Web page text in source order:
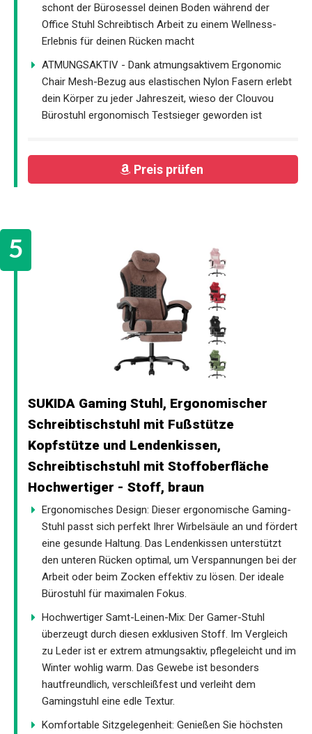
schont der Bürosessel deinen Boden während der
Office Stuhl Schreibtisch Arbeit zu einem Wellness-
Erlebnis für deinen Rücken macht
ATMUNGSAKTIV - Dank atmungsaktivem Ergonomic
Chair Mesh-Bezug aus elastischen Nylon Fasern erlebt
dein Körper zu jeder Jahreszeit, wieso der Clouvou
Bürostuhl ergonomisch Testsieger geworden ist
Preis prüfen
SUKIDA Gaming Stuhl, Ergonomischer
Schreibtischstuhl mit Fußstütze
Kopfstütze und Lendenkissen,
Schreibtischstuhl mit Stoffoberfläche
Hochwertiger - Stoff, braun
Ergonomisches Design: Dieser ergonomische Gaming-
Stuhl passt sich perfekt Ihrer Wirbelsäule an und fördert
eine gesunde Haltung. Das Lendenkissen unterstützt
den unteren Rücken optimal, um Verspannungen bei der
Arbeit oder beim Zocken effektiv zu lösen. Der ideale
Bürostuhl für maximalen Fokus.
Hochwertiger Samt-Leinen-Mix: Der Gamer-Stuhl
überzeugt durch diesen exklusiven Stoff. Im Vergleich
zu Leder ist er extrem atmungsaktiv, pflegeleicht und im
Winter wohlig warm. Das Gewebe ist besonders
hautfreundlich, verschleißfest und verleiht dem
Gamingstuhl eine edle Textur.
Komfortable Sitzgelegenheit: Genießen Sie höchsten